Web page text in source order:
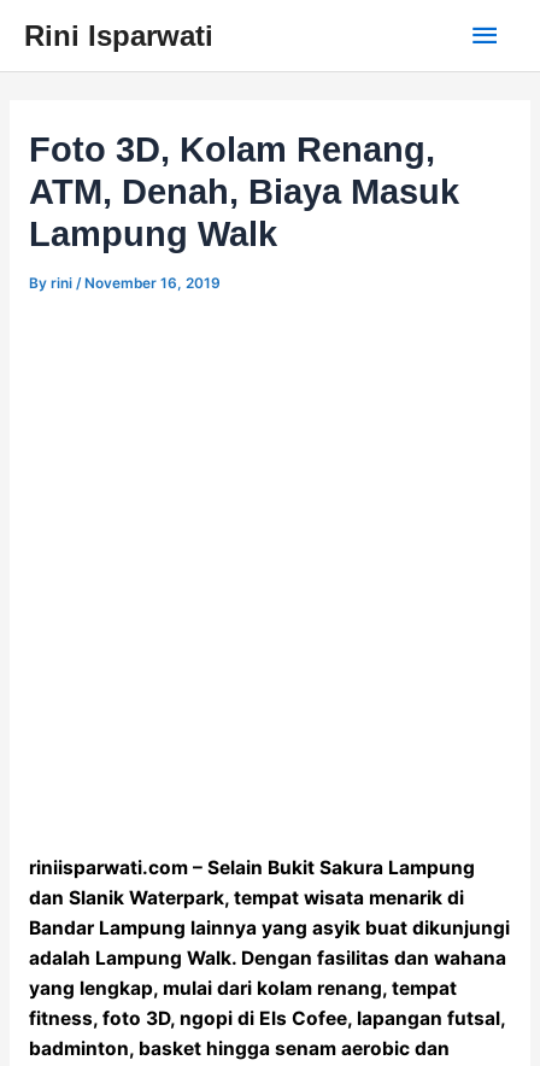
content
Rini Isparwati
Main
Foto 3D, Kolam Renang,
ATM, Denah, Biaya Masuk
Lampung Walk
By rini /November 16, 2019
riniisparwati.com – Selain Bukit Sakura Lampung
dan Slanik Waterpark, tempat wisata menarik di
Bandar Lampung lainnya yang asyik buat dikunjungi
adalah Lampung Walk. Dengan fasilitas dan wahana
yang lengkap, mulai dari kolam renang, tempat
fitness, foto 3D, ngopi di Els Cofee, lapangan futsal,
badminton, basket hingga senam aerobic dan